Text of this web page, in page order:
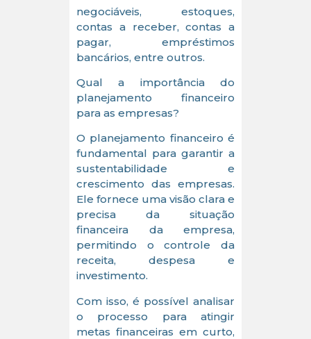
negociáveis, estoques,
contas a receber, contas a
pagar, empréstimos
bancários, entre outros.
Qual a importância do
planejamento financeiro
para as empresas?
O planejamento financeiro é
fundamental para garantir a
sustentabilidade e
crescimento das empresas.
Ele fornece uma visão clara e
precisa da situação
financeira da empresa,
permitindo o controle da
receita, despesa e
investimento.
Com isso, é possível analisar
o processo para atingir
metas financeiras em curto,